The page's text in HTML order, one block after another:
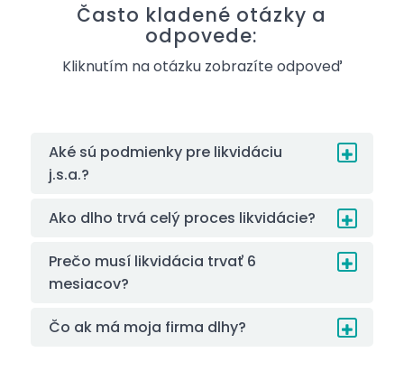
Často kladené otázky a
odpovede:
Kliknutím na otázku zobrazíte odpoveď
Aké sú podmienky pre likvidáciu
j.s.a.?
Ako dlho trvá celý proces likvidácie?
Prečo musí likvidácia trvať 6
mesiacov?
Čo ak má moja firma dlhy?